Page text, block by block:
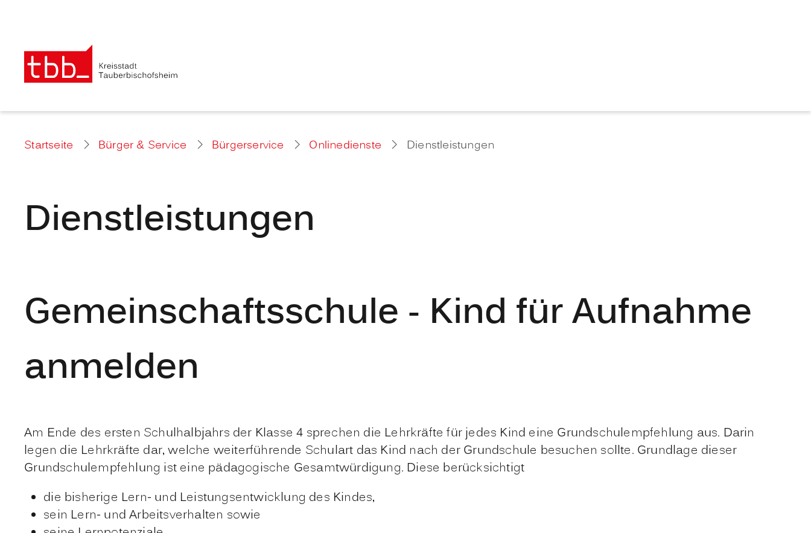
Startseite Bürger & Service Bürgerservice Onlinedienste Dienstleistungen
Dienstleistungen
Gemeinschaftsschule - Kind für Aufnahme
anmelden
Am Ende des ersten Schulhalbjahrs der Klasse 4 sprechen die Lehrkräfte für jedes Kind eine Grundschulempfehlung aus. Darin
legen die Lehrkräfte dar, welche weiterführende Schulart das Kind nach der Grundschule besuchen sollte. Grundlage dieser
Grundschulempfehlung ist eine pädagogische Gesamtwürdigung. Diese berücksichtigt
die bisherige Lern- und Leistungsentwicklung des Kindes,
sein Lern- und Arbeitsverhalten sowie